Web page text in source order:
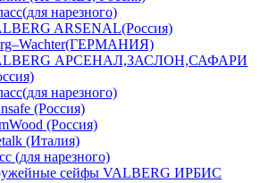
нарезного)
ARSENAL(Россия)
АРСЕНАЛ,ЗАСЛОН,САФАРИ
нарезного)
(Россия)
(Россия)
(Италия)
(для нарезного)
сейфы VALBERG ИРБИС